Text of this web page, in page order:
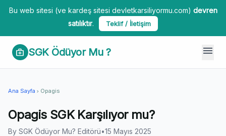
Bu web sitesi (ve kardeş sitesi devletkarsiliyormu.com) devren
satılıktır. Teklif / İletişim
medical_services SGK Ödüyor Mu ? menu
Ana Sayfa chevron_right Opagis
Opagis SGK Karşılıyor mu?
By SGK Ödüyor Mu? Editörü•15 Mayıs 2025